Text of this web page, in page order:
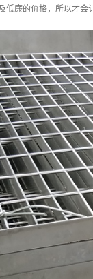
低廉的价格，所以才